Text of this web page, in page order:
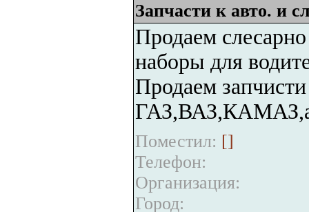
Запчасти к авто. и
Продаем
наборы для
Продаем
Поместил: []
Телефон:
Организация:
Город: